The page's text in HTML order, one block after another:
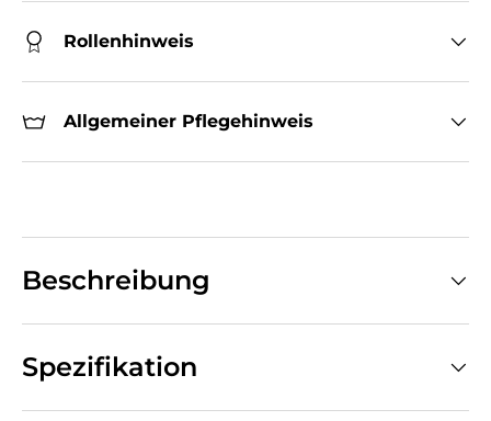
Rollenhinweis
Allgemeiner Pflegehinweis
Beschreibung
Spezifikation